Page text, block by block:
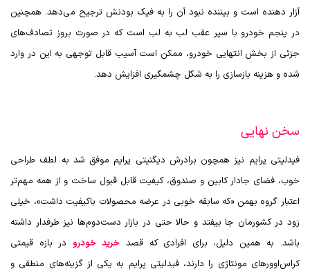
آزار دهنده است و بیننده نبود آن را به فیک بودنش ترجیح می‌دهد. همچنین
در پنجم خودرو با سپر عقب لب به لب است که در صورت بروز تصادف‌های
جزئی از بخش انتهایی خودرو، ممکن است آسیب قابل توجهی به این در وارد
شده و هزینه بازسازی را به شکل چشمگیری افزایش دهد.
سخن نهایی
فیدلیتی پرایم نیز همچون برادرش دیگنیتی پرایم موفق شد به لطف طراحی
خوب، فضای جادار کابین و صندوق، کیفیت قابل قبول ساخت و از همه مهم‌تر
اعتبار گروه بهمن «که سابقه خوبی در عرضه محصولات باکیفیت داشت»، خیلی
زود در کشورمان جا بیفتد و حالا حتی در بازار دست‌دوم‌ها نیز طرفدار داشته
باشد. به همین دلیل، برای افرادی که قصد خرید خودرو در بازه قیمتی
کراس‌اوورهای مونتاژی را دارند، فیدلیتی پرایم به یکی از گزینه‌های منطقی و